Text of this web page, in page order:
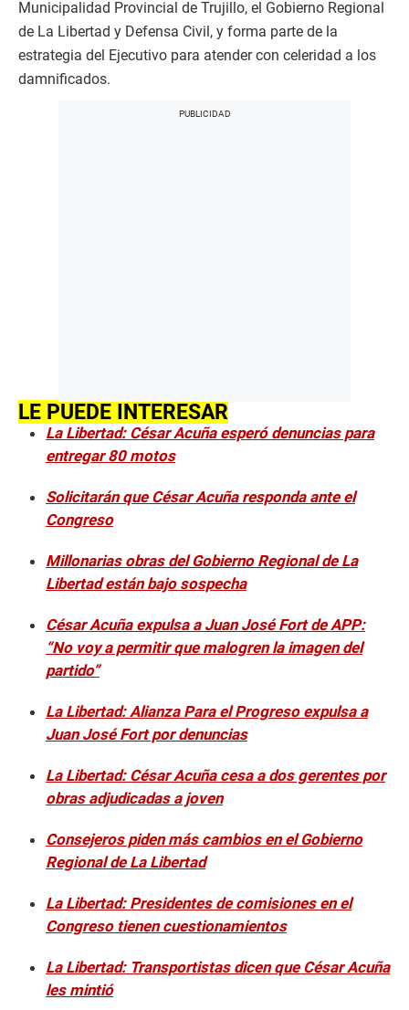
Municipalidad Provincial de Trujillo, el Gobierno Regional
de La Libertad y Defensa Civil, y forma parte de la
estrategia del Ejecutivo para atender con celeridad a los
damnificados.
LE PUEDE INTERESAR
La Libertad: César Acuña esperó denuncias para
entregar 80 motos
Solicitarán que César Acuña responda ante el
Congreso
Millonarias obras del Gobierno Regional de La
Libertad están bajo sospecha
César Acuña expulsa a Juan José Fort de APP:
“No voy a permitir que malogren la imagen del
partido”
La Libertad: Alianza Para el Progreso expulsa a
Juan José Fort por denuncias
La Libertad: César Acuña cesa a dos gerentes por
obras adjudicadas a joven
Consejeros piden más cambios en el Gobierno
Regional de La Libertad
La Libertad: Presidentes de comisiones en el
Congreso tienen cuestionamientos
La Libertad: Transportistas dicen que César Acuña
les mintió